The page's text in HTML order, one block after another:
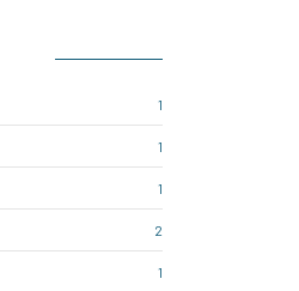
1
1
1
2
1